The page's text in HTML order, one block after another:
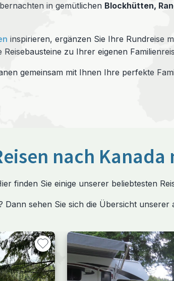
in gemütlichen Blockhütten,
inspirieren, ergänzen Sie Ihre Rundreise
zu Ihrer eigenen
gemeinsam mit Ihnen Ihre perfekte
nach
finden Sie einige unserer beliebtesten
Dann sehen Sie sich die Übersicht unserer